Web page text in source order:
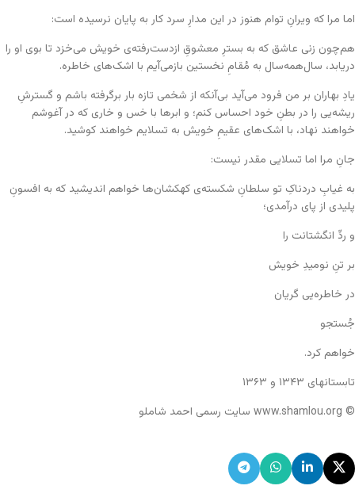
اما مرا که ویرانِ توام هنوز در این مدارِ سرد کار به پایان نرسیده است:
هم‌چون زنی عاشق که به بسترِ معشوقِ ازدست‌رفته‌ی خویش می‌خزد تا بوی او را
دریابد، سال‌همه‌سال به مُقامِ نخستین بازمی‌آیم با اشک‌های خاطره.
یادِ بهاران بر من فرود می‌آید بی‌آنکه از شخمی تازه بار برگرفته باشم و گسترشِ
ریشه‌یی را در بطنِ خود احساس کنم؛ و ابرها با خس و خاری که در آغوشم
خواهند نهاد، با اشک‌های عقیمِ خویش به تسلایم خواهند کوشید.
جانِ مرا اما تسلایی مقدر نیست:
به غیابِ دردناکِ تو سلطانِ شکسته‌ی کهکشان‌ها خواهم اندیشید که به افسونِ
پلیدی از پای درآمدی؛
و ردِّ انگشتانت را
بر تنِ نومیدِ خویش
در خاطره‌یی گریان
جُستجو
خواهم کرد.
تابستانهای ۱۳۴۳ و ۱۳۶۳
© www.shamlou.org سایت رسمی احمد شاملو